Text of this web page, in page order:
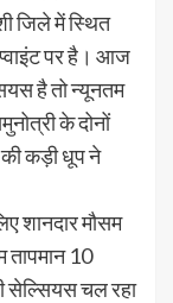
जिले में स्थित
पर है। आज
है तो न्यूनतम
के दोनों
कड़ी धूप ने
शानदार मौसम
तापमान 10
सेल्सियस चल रहा